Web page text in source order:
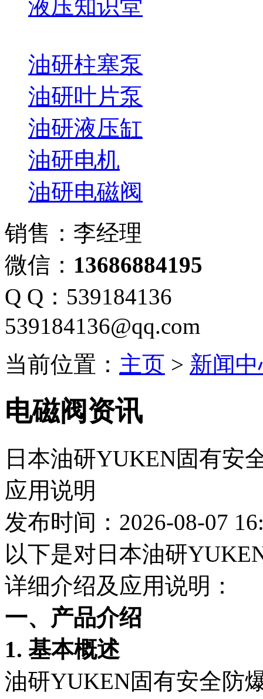
液压知识堂
油研柱塞泵
油研叶片泵
油研液压缸
油研电机
油研电磁阀
销售：李经理
微信： 13686884195
Q Q：539184136
539184136@qq.com
当前位置： 主页 > 新闻
电磁阀资讯
日本油研YUKEN固有安
应用说明
发布时间：2026-08-07
以下是对日本油研
详细介绍及应用说明：
一、产品介绍
1. 基本概述
油研YUKEN固有安全防